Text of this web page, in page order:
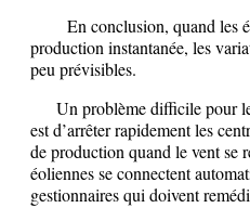
En conclusion, quand les
production instantanée, les
peu prévisibles.
Un problème difficile pour
est d’arrêter rapidement les
de production quand le vent se
éoliennes se connectent
gestionnaires qui doivent